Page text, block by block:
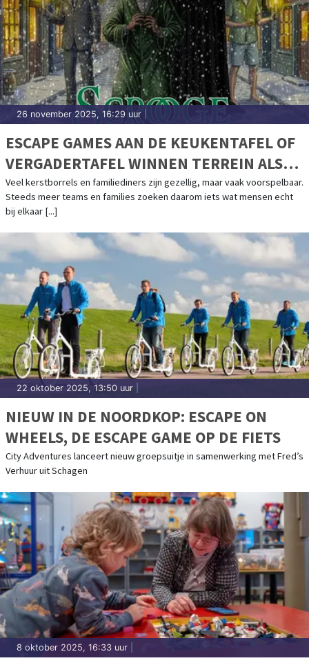
26 november 2025, 16:29 uur
ESCAPE GAMES AAN DE KEUKENTAFEL OF
VERGADERTAFEL WINNEN TERREIN ALS
KERSTACTIVITEIT
Veel kerstborrels en familiediners zijn gezellig, maar vaak voorspelbaar.
Steeds meer teams en families zoeken daarom iets wat mensen echt
bij elkaar [...]
22 oktober 2025, 13:50 uur
NIEUW IN DE NOORDKOP: ESCAPE ON
WHEELS, DE ESCAPE GAME OP DE FIETS
City Adventures lanceert nieuw groepsuitje in samenwerking met Fred’s
Verhuur uit Schagen
8 oktober 2025, 16:33 uur